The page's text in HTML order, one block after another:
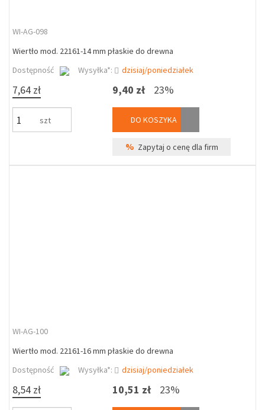
WI-AG-098
Wiertło mod. 22161-14 mm płaskie do drewna
Dostępność
Wysyłka*: dzisiaj/poniedziałek
7,64 zł
szt
9,40 zł 23%
DO KOSZYKA
% Zapytaj o cenę dla firm
WI-AG-100
Wiertło mod. 22161-16 mm płaskie do drewna
Dostępność
Wysyłka*: dzisiaj/poniedziałek
8,54 zł 10,51 zł 23%